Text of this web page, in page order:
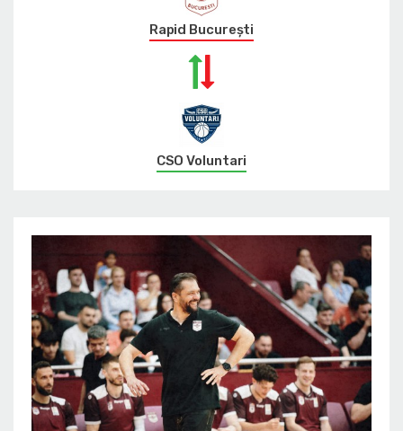
Rapid București
CSO Voluntari